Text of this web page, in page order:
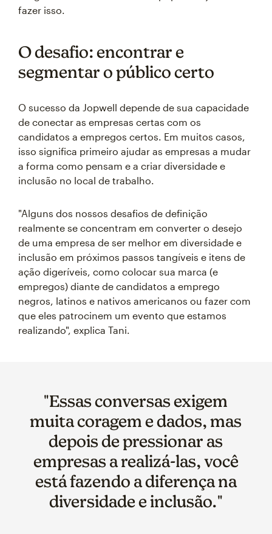
fazer isso.
O desafio: encontrar e
segmentar o público certo
O sucesso da Jopwell depende de sua capacidade
de conectar as empresas certas com os
candidatos a empregos certos. Em muitos casos,
isso significa primeiro ajudar as empresas a mudar
a forma como pensam e a criar diversidade e
inclusão no local de trabalho.
"Alguns dos nossos desafios de definição
realmente se concentram em converter o desejo
de uma empresa de ser melhor em diversidade e
inclusão em próximos passos tangíveis e itens de
ação digeríveis, como colocar sua marca (e
empregos) diante de candidatos a emprego
negros, latinos e nativos americanos ou fazer com
que eles patrocinem um evento que estamos
realizando", explica Tani.
"Essas conversas exigem
muita coragem e dados, mas
depois de pressionar as
empresas a realizá-las, você
está fazendo a diferença na
diversidade e inclusão."